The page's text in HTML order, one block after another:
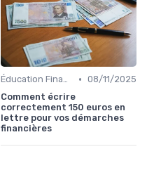
Éducation Financière • 08/11/2025
Comment écrire
correctement 150 euros en
lettre pour vos démarches
financières